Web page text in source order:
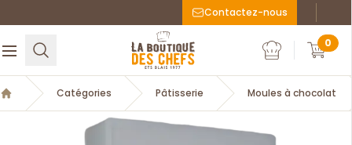
Contactez-nous
Ouvrir le menuRechercher
La Boutique des chefs
Mon compte
Mon
0
Accueil
Catégories Pâtisserie Moules à chocolat